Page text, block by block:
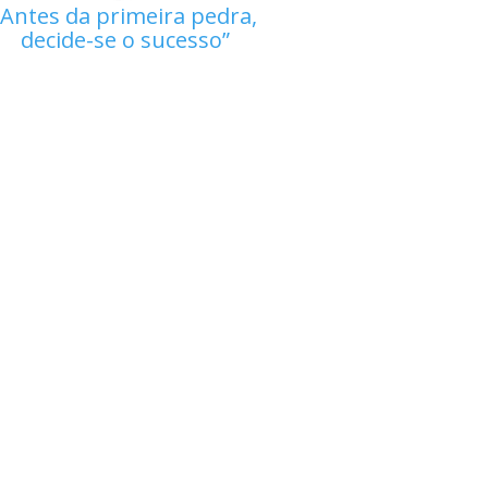
Antes da primeira pedra,
decide-se o sucesso